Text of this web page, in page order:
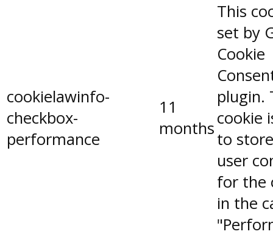
cookielawinfo-
checkbox-
performance
11
months
This
set by
Cookie
plugin.
cookie
to
user
for the
in the